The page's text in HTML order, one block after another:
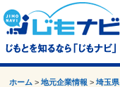
ホーム >地元企業情報 >埼玉県